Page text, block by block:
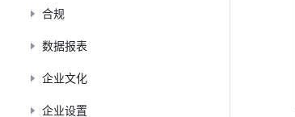
合规
数据报表
企业文化
企业设置